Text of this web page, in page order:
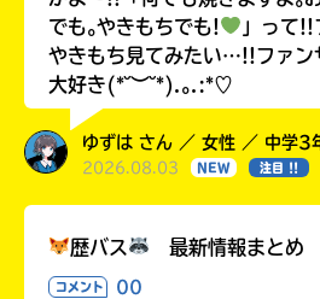
でも｡やきもちでも!
」って!!
やきもち見てみたい…!!ファン
大好き(*˘︶˘*).｡.:*♡
ゆずは さん ／ 女性 ／ 中学3
2026.08.03 NEW 注目 !!
歴バス 最新情報まとめ
コメント 00